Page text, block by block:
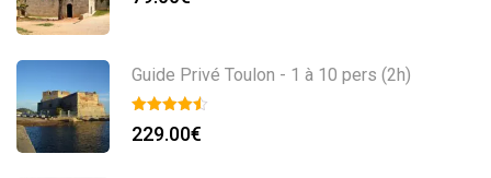
Guide Privé Toulon - 1 à 10 pers (2h)
229.00€